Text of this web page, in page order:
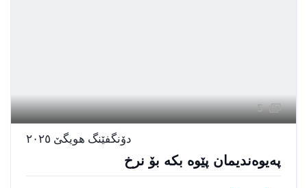
5
دۆنگفێنگ هویگێ ٢٠٢٥
پەیوەندیمان پێوە بکە بۆ نرخ